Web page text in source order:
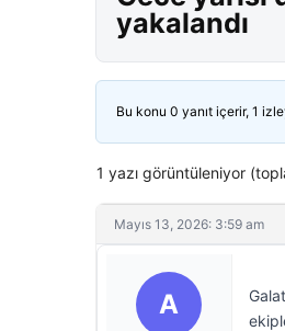
yakalandı
Bu konu 0 yanıt içerir, 1
1 yazı görüntüleniyor
Mayıs 13, 2026: 3:59 am
A